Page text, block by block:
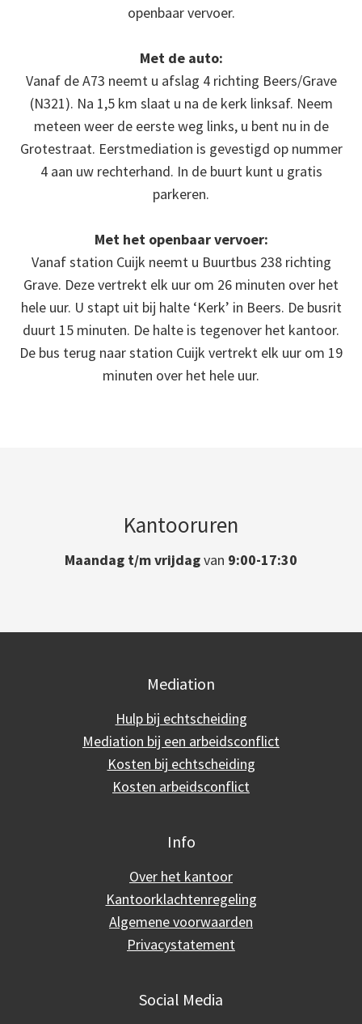
openbaar vervoer.
Met de auto:
Vanaf de A73 neemt u afslag 4 richting Beers/Grave
(N321). Na 1,5 km slaat u na de kerk linksaf. Neem
meteen weer de eerste weg links, u bent nu in de
Grotestraat. Eerstmediation is gevestigd op nummer
4 aan uw rechterhand. In de buurt kunt u gratis
parkeren.
Met het openbaar vervoer:
Vanaf station Cuijk neemt u Buurtbus 238 richting
Grave. Deze vertrekt elk uur om 26 minuten over het
hele uur. U stapt uit bij halte ‘Kerk’ in Beers. De busrit
duurt 15 minuten. De halte is tegenover het kantoor.
De bus terug naar station Cuijk vertrekt elk uur om 19
minuten over het hele uur.
Kantooruren
Maandag t/m vrijdagvan 9:00-17:30
Mediation
Hulp bij echtscheiding
Mediation bij een arbeidsconflict
Kosten bij echtscheiding
Kosten arbeidsconflict
Info
Over het kantoor
Kantoorklachtenregeling
Algemene voorwaarden
Privacystatement
Social Media